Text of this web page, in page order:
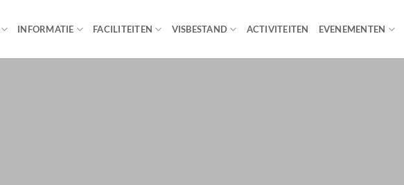
INFORMATIE FACILITEITEN VISBESTAND ACTIVITEITEN EVENEMENTEN